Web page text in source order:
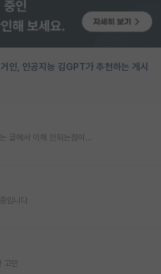
인, 인공지능 김GPT가 추천하는 게시
글에서 이해 안되는점이...
입니다
고민